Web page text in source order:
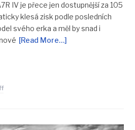
IV je přece jen dostupnější za 105
klesá zisk podle posledních
svého erka a měl by snad i
[Read More…]